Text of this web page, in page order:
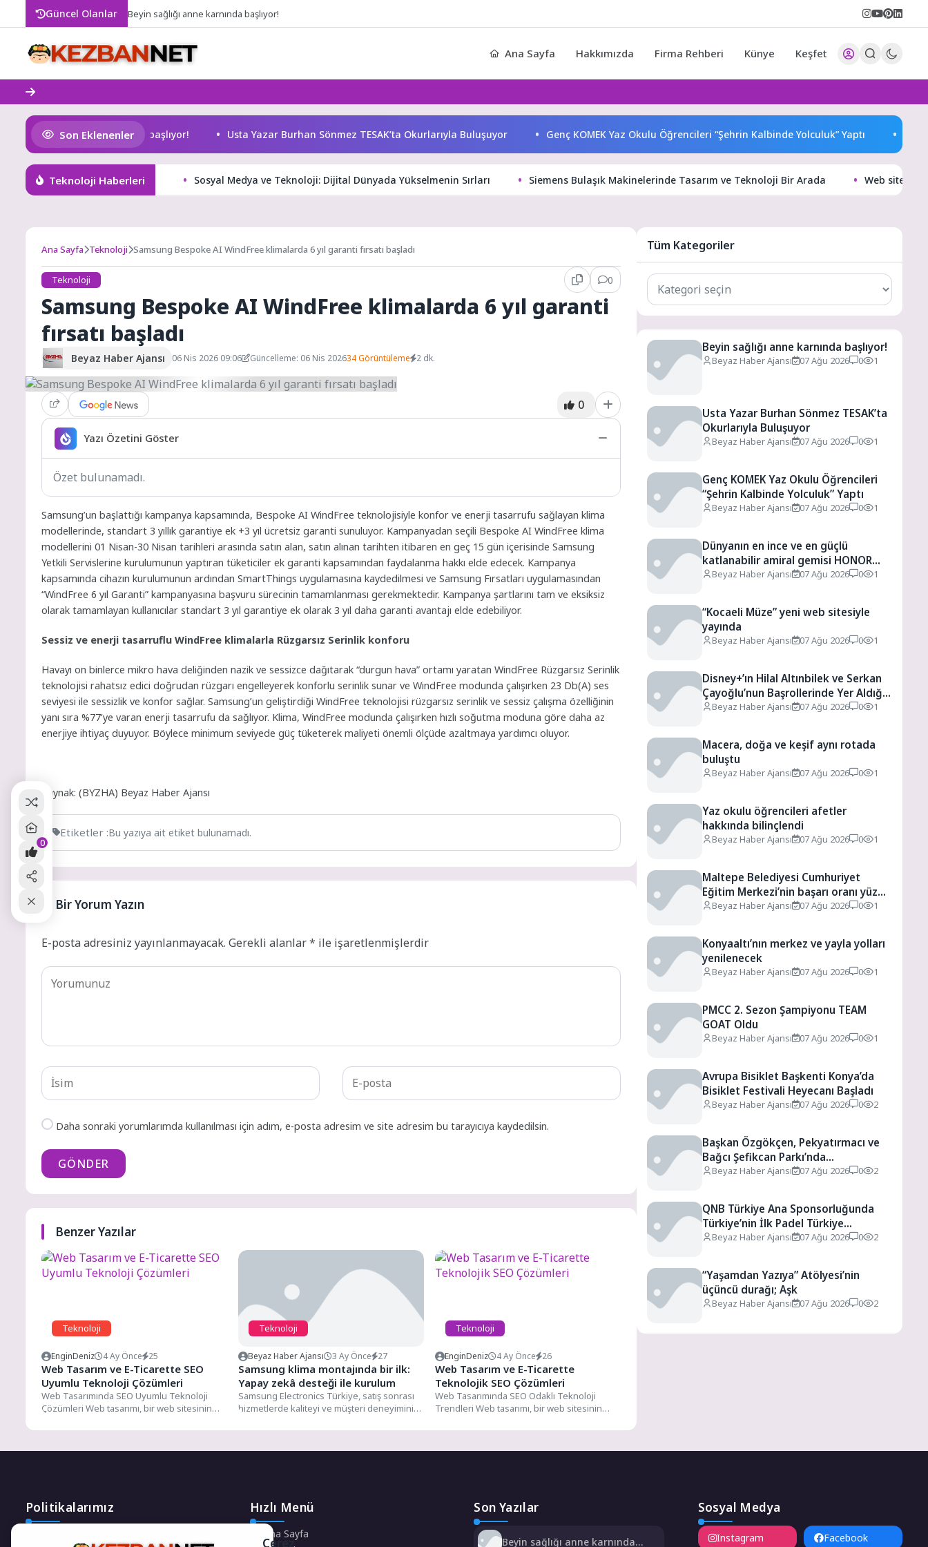
Güncel Olanlar Beyin sağlığı anne karnında başlıyor!
Ana Sayfa Hakkımızda Firma Rehberi Künye Keşfet
Son Eklenenler
sağlığı anne karnında başlıyor! Usta Yazar Burhan Sönmez TESAK’ta Okurlarıyla Buluşuyor Genç KOMEK Yaz Okulu Öğrencileri “Şehrin Kalbinde Yolculuk” Yaptı
Teknoloji Haberleri Sosyal Medya ve Teknoloji: Dijital Dünyada Yükselmenin Sırları Siemens Bulaşık Makinelerinde Tasarım ve Teknoloji Bir Arada Web siteniz
Ana Sayfa Teknoloji Samsung Bespoke AI WindFree klimalarda 6 yıl garanti fırsatı başladı
Teknoloji 0
Samsung Bespoke AI WindFree klimalarda 6 yıl garanti
fırsatı başladı
Beyaz Haber Ajansı 06 Nis 2026 09:06 Güncelleme: 06 Nis 202634 Görüntüleme 2 dk.
0
Yazı Özetini Göster
Özet bulunamadı.
Samsung’un başlattığı kampanya kapsamında, Bespoke AI WindFree teknolojisiyle konfor ve enerji tasarrufu sağlayan klima
modellerinde, standart 3 yıllık garantiye ek +3 yıl ücretsiz garanti sunuluyor. Kampanyadan seçili Bespoke AI WindFree klima
modellerini 01 Nisan-30 Nisan tarihleri arasında satın alan, satın alınan tarihten itibaren en geç 15 gün içerisinde Samsung
Yetkili Servislerine kurulumunun yaptıran tüketiciler ek garanti kapsamından faydalanma hakkı elde edecek. Kampanya
kapsamında cihazın kurulumunun ardından SmartThings uygulamasına kaydedilmesi ve Samsung Fırsatları uygulamasından
“WindFree 6 yıl Garanti” kampanyasına başvuru sürecinin tamamlanması gerekmektedir. Kampanya şartlarını tam ve eksiksiz
olarak tamamlayan kullanıcılar standart 3 yıl garantiye ek olarak 3 yıl daha garanti avantajı elde edebiliyor.
Sessiz ve enerji tasarruflu WindFree klimalarla Rüzgarsız Serinlik konforu
Havayı on binlerce mikro hava deliğinden nazik ve sessizce dağıtarak “durgun hava” ortamı yaratan WindFree Rüzgarsız Serinlik
teknolojisi rahatsız edici doğrudan rüzgarı engelleyerek konforlu serinlik sunar ve WindFree modunda çalışırken 23 Db(A) ses
seviyesi ile sessizlik ve konfor sağlar. Samsung’un geliştirdiği WindFree teknolojisi rüzgarsız serinlik ve sessiz çalışma özelliğinin
yanı sıra %77’ye varan enerji tasarrufu da sağlıyor. Klima, WindFree modunda çalışırken hızlı soğutma moduna göre daha az
enerjiye ihtiyaç duyuyor. Böylece minimum seviyede güç tüketerek maliyeti önemli ölçüde azaltmaya yardımcı oluyor.
Kaynak: (BYZHA) Beyaz Haber Ajansı
Etiketler :Bu yazıya ait etiket bulunamadı.
Bir Yorum Yazın
E-posta adresiniz yayınlanmayacak. Gerekli alanlar* ile işaretlenmişlerdir
Daha sonraki yorumlarımda kullanılması için adım, e-posta adresim ve site adresim bu tarayıcıya kaydedilsin.
GÖNDER
Benzer Yazılar
Teknoloji
EnginDeniz 4 Ay Önce 25
Web Tasarım ve E-Ticarette SEO
Uyumlu Teknoloji Çözümleri
Web Tasarımında SEO Uyumlu Teknoloji
Çözümleri Web tasarımı, bir web sitesinin
Teknoloji
Beyaz Haber Ajansı 3 Ay Önce 27
Samsung klima montajında bir ilk:
Yapay zekâ desteği ile kurulum
Samsung Electronics Türkiye, satış sonrası
hizmetlerde kaliteyi ve müşteri deneyimini
Teknoloji
EnginDeniz 4 Ay Önce 26
Web Tasarım ve E-Ticarette
Teknolojik SEO Çözümleri
Web Tasarımında SEO Odaklı Teknoloji
Trendleri Web tasarımı, bir web sitesinin
Tüm Kategoriler
Tüm
Kategoriler
Beyin sağlığı anne karnında başlıyor!
Beyaz Haber Ajansı 07 Ağu 2026 0 1
Usta Yazar Burhan Sönmez TESAK’ta
Okurlarıyla Buluşuyor
Beyaz Haber Ajansı 07 Ağu 2026 0 1
Genç KOMEK Yaz Okulu Öğrencileri
“Şehrin Kalbinde Yolculuk” Yaptı
Beyaz Haber Ajansı 07 Ağu 2026 0 1
Dünyanın en ince ve en güçlü
katlanabilir amiral gemisi HONOR
Magic V6 Türkiye’de
Beyaz Haber Ajansı 07 Ağu 2026 0 1
“Kocaeli Müze” yeni web sitesiyle
yayında
Beyaz Haber Ajansı 07 Ağu 2026 0 1
Disney+’ın Hilal Altınbilek ve Serkan
Çayoğlu’nun Başrollerinde Yer Aldığı
“Öngörü” Filminin Teaser Afişleri ve
Beyaz Haber Ajansı 07 Ağu 2026 0 1
Macera, doğa ve keşif aynı rotada
buluştu
Beyaz Haber Ajansı 07 Ağu 2026 0 1
Yaz okulu öğrencileri afetler
hakkında bilinçlendi
Beyaz Haber Ajansı 07 Ağu 2026 0 1
Maltepe Belediyesi Cumhuriyet
Eğitim Merkezi’nin başarı oranı yüzde
94,3
Beyaz Haber Ajansı 07 Ağu 2026 0 1
Konyaaltı’nın merkez ve yayla yolları
yenilenecek
Beyaz Haber Ajansı 07 Ağu 2026 0 1
PMCC 2. Sezon Şampiyonu TEAM
GOAT Oldu
Beyaz Haber Ajansı 07 Ağu 2026 0 1
Avrupa Bisiklet Başkenti Konya’da
Bisiklet Festivali Heyecanı Başladı
Beyaz Haber Ajansı 07 Ağu 2026 0 2
Başkan Özgökçen, Pekyatırmacı ve
Bağcı Şefikcan Parkı’nda
Vatandaşlarla Bir Araya Geldi
Beyaz Haber Ajansı 07 Ağu 2026 0 2
QNB Türkiye Ana Sponsorluğunda
Türkiye’nin İlk Padel Türkiye
Şampiyonası Başlıyor
Beyaz Haber Ajansı 07 Ağu 2026 0 2
“Yaşamdan Yazıya” Atölyesi’nin
üçüncü durağı; Aşk
Beyaz Haber Ajansı 07 Ağu 2026 0 2
Politikalarımız Hızlı Menü
Ana Sayfa
Son Yazılar
Beyin sağlığı anne karnında
Sosyal Medya
Instagram Facebook
0
Çerez